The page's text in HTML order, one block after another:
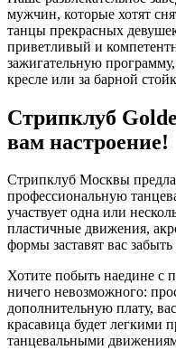
мужчин, которые хотят
танцы прекрасных
приветливый и
зажигательную
кресле или за барной
Стрипклуб
вам настроение!
Стрипклуб Москвы
профессиональную
участвует одна или
пластичные движения,
формы заставят вас
Хотите побыть наедине с
ничего невозможного:
дополнительную плату,
красавица будет легкими
танцевальными